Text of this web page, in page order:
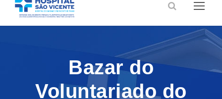
Bazar do
Voluntariado do